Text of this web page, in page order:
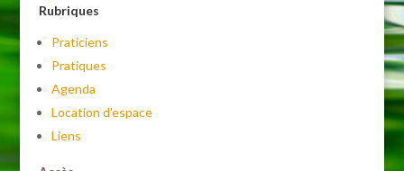
Rubriques
Praticiens
Pratiques
Agenda
Location d'espace
Liens